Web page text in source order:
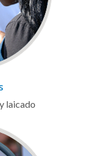
laicado